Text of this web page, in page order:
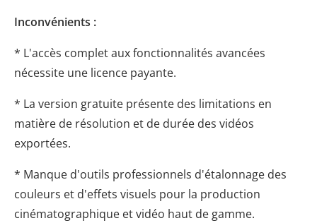
Inconvénients :
* L'accès complet aux fonctionnalités avancées
nécessite une licence payante.
* La version gratuite présente des limitations en
matière de résolution et de durée des vidéos
exportées.
* Manque d'outils professionnels d'étalonnage des
couleurs et d'effets visuels pour la production
cinématographique et vidéo haut de gamme.